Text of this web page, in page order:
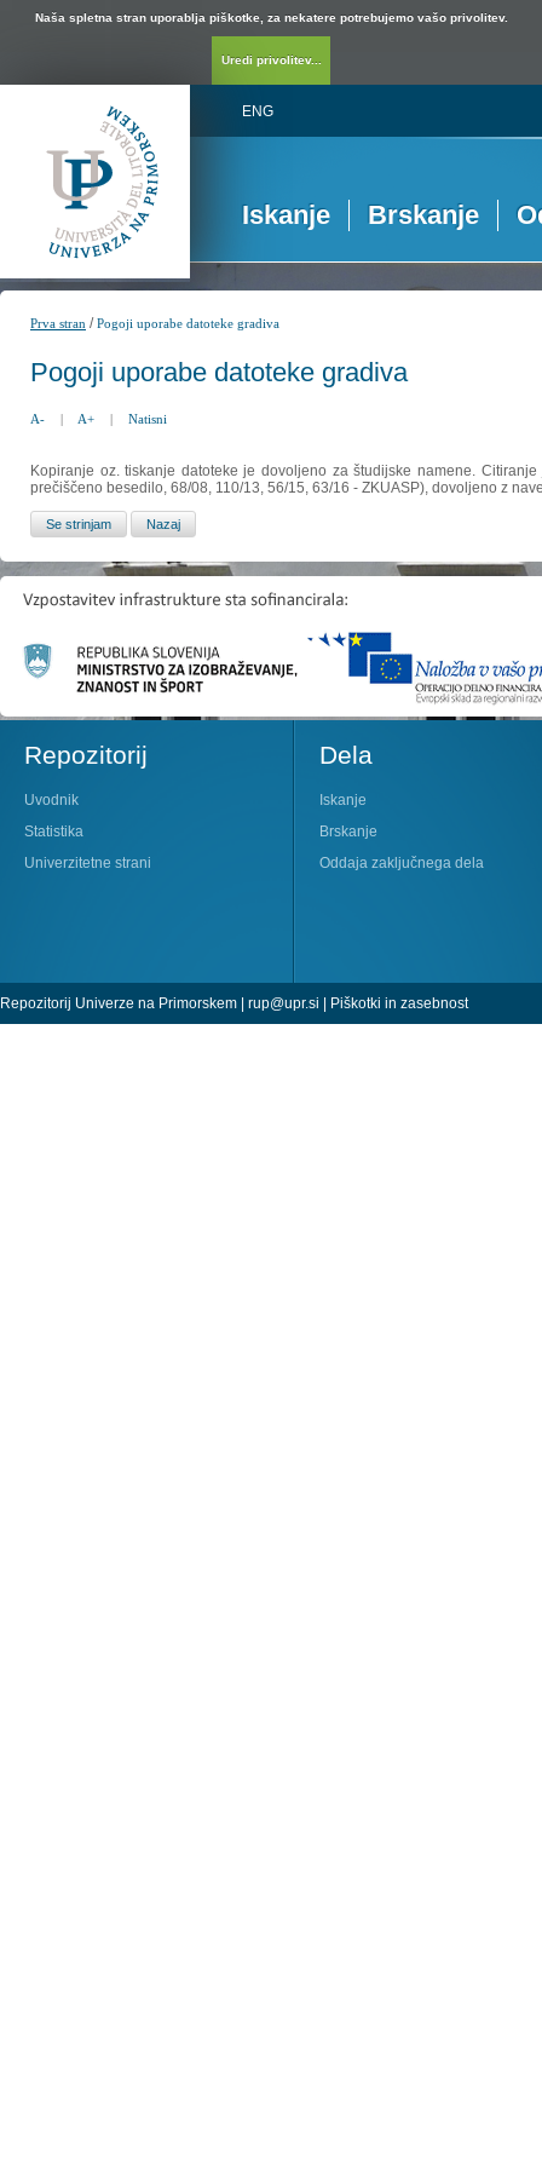
Naša spletna stran uporablja piškotke, za nekatere potrebujemo vašo privolitev.
Uredi privolitev...
ENG
Iskanje Brskanje
Prva stran /Pogoji uporabe datoteke gradiva
Pogoji uporabe datoteke gradiva
A- | A+ | Natisni
Kopiranje oz. tiskanje datoteke je dovoljeno za študijske namene.
prečiščeno besedilo, 68/08, 110/13, 56/15, 63/16 - ZKUASP), dovoljeno z
Repozitorij
Uvodnik
Statistika
Univerzitetne strani
Dela
Iskanje
Brskanje
Oddaja zaključnega dela
Repozitorij Univerze na Primorskem | rup@upr.si | Piškotki in zasebnost